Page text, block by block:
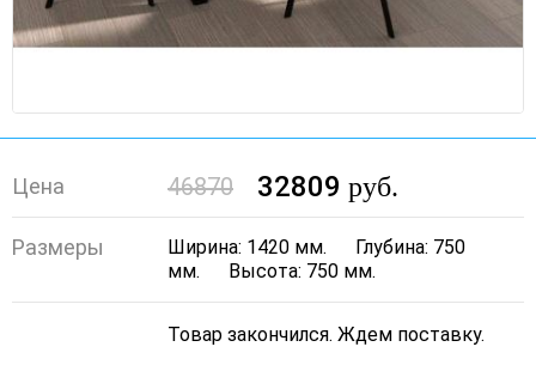
Цена 46870 32809 руб.
Размеры Ширина: 1420 мм.
Глубина: 750
мм.
Высота: 750 мм.